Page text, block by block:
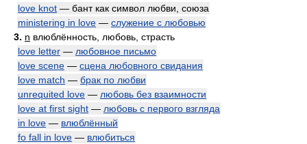
love knot — бант как символ любви, союза
ministering in love — служение с любовью
3. n влюблённость, любовь, страсть
love letter — любовное письмо
love scene — сцена любовного свидания
love match — брак по любви
unrequited love — любовь без взаимности
love at first sight — любовь с первого взгляда
in love — влюблённый
fo fall in love — влюбиться